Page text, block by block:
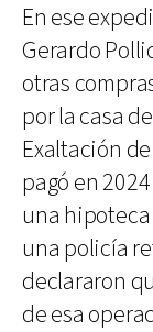
En ese
Gerardo
otras
por la casa
Exaltación
pagó en
una hipoteca
una policía
declararon
de esa